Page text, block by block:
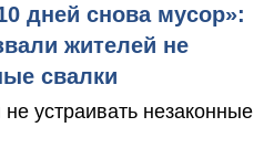
дней снова мусор»:
жителей не
свалки
устраивать незаконные